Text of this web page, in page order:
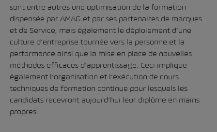
sont entre autres une optimisation de la formation
dispensée par AMAG et par ses partenaires de marques
et de Service, mais également le déploiement d’une
culture d’entreprise tournée vers la personne et la
performance ainsi que la mise en place de nouvelles
méthodes efficaces d’apprentissage. Ceci implique
également l’organisation et l’exécution de cours
techniques de formation continue pour lesquels les
candidats recevront aujourd’hui leur diplôme en mains
propres.